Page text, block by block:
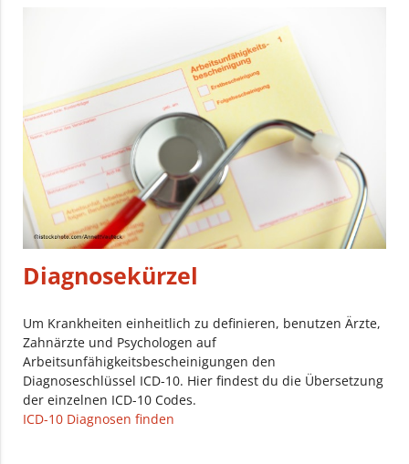
Diagnosekürzel
Um Krankheiten einheitlich zu definieren, benutzen Ärzte,
Zahnärzte und Psychologen auf
Arbeitsunfähigkeitsbescheinigungen den
Diagnoseschlüssel ICD-10. Hier findest du die Übersetzung
der einzelnen ICD-10 Codes.
ICD-10 Diagnosen finden